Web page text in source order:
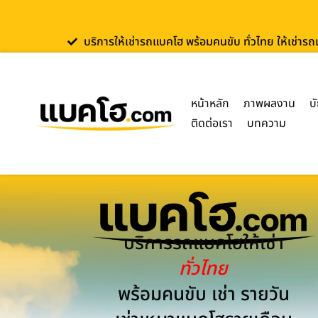
บริการให้เช่ารถแบคโฮ พร้อมคนขับ ทั่วไทย ให้เช่า
หน้าหลัก ภาพผลงาน
ติดต่อเรา
บทความ
บริการรถแบคโฮให้เช่า
ทั่วไทย
พร้อมคนขับ เช่า รายวัน